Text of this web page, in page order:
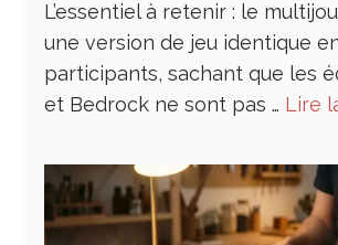
L’essentiel à retenir : le
une version de jeu identique
participants, sachant que les
et Bedrock ne sont pas … Lire